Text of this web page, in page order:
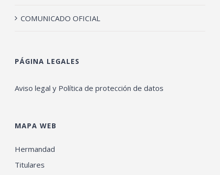
COMUNICADO OFICIAL
PÁGINA LEGALES
Aviso legal y Política de protección de datos
MAPA WEB
Hermandad
Titulares